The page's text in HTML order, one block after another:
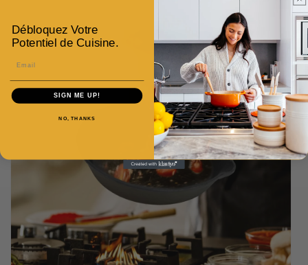
Débloquez Votre
Potentiel de Cuisine.
SIGN ME UP!
NO, THANKS